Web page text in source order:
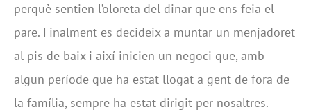
perquè sentien l’oloreta del dinar que ens feia el
pare. Finalment es decideix a muntar un menjadoret
al pis de baix i així inicien un negoci que, amb
algun període que ha estat llogat a gent de fora de
la família, sempre ha estat dirigit per nosaltres.